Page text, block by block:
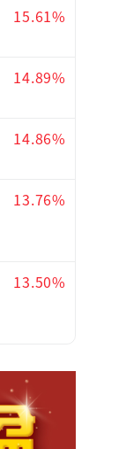
15.61%
14.89%
14.86%
13.76%
13.50%